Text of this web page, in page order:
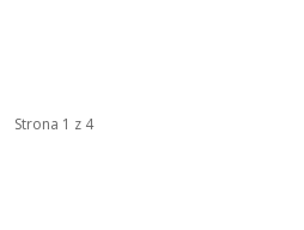
Strona 1 z 4